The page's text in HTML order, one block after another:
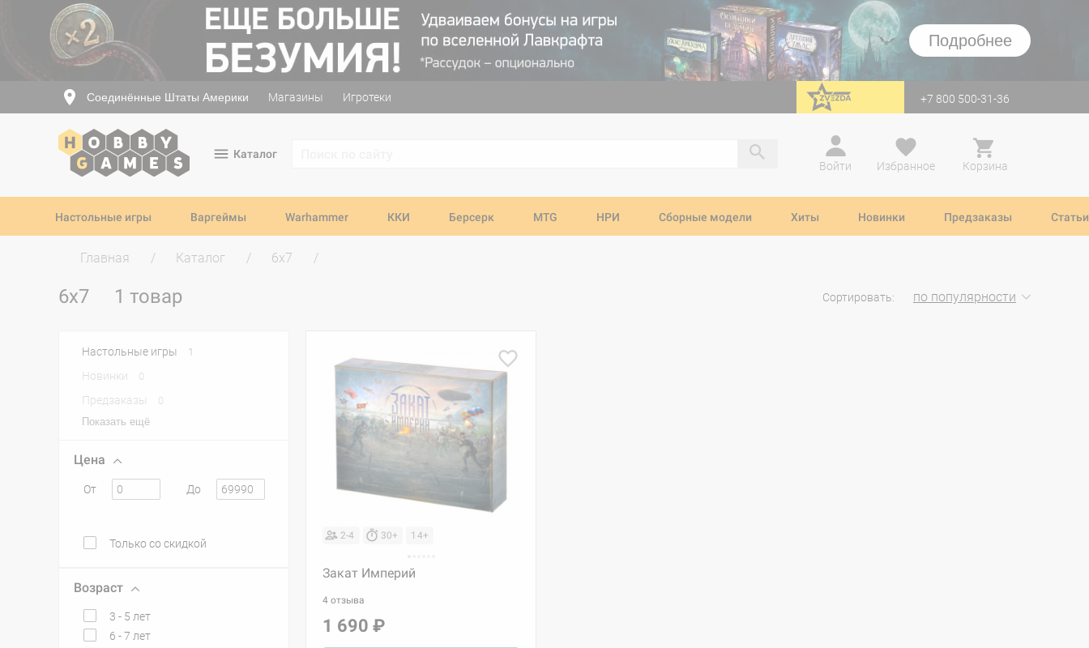
Подробнее
Соединённые Штаты Америки Магазины Игротеки перейти на Zvezda +7 800 500-31-36
Каталог
Войти
Избранное Корзина
Настольные игры Варгеймы Warhammer ККИ Берсерк MTG НРИ Сборные модели Хиты Новинки Предзаказы Статьи
Главная Каталог 6x7
6x7 1 товар Сортировать: по популярности
Настольные игры 1
Новинки 0
Предзаказы
0
Показать ещё
Цена
От До
Только со скидкой
Возраст
3 - 5 лет
6 - 7 лет
2-4 30+ 14+
Закат Империй
4 отзыва
1 690 ₽